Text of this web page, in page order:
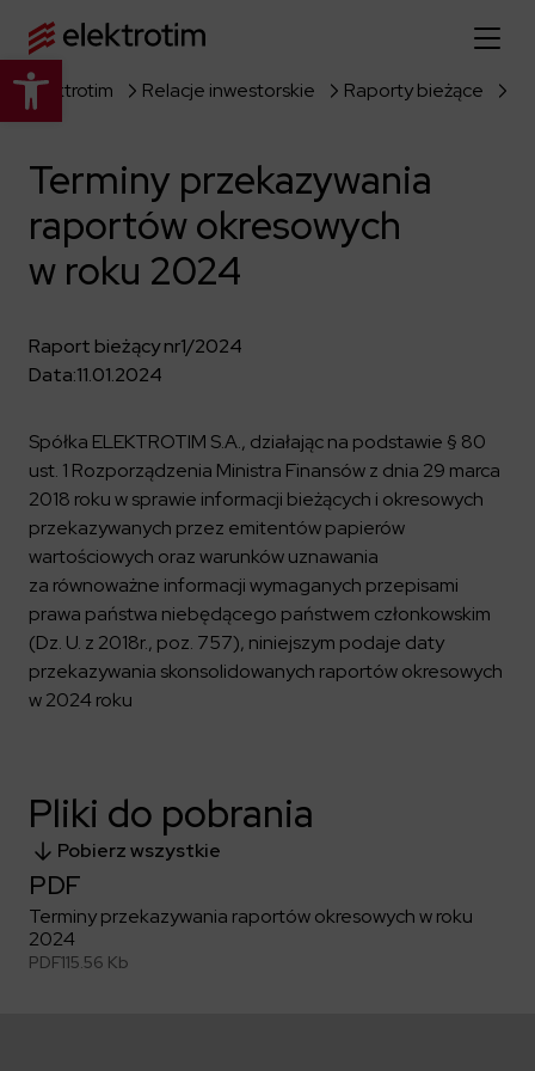
Otwórz pasek narzędzi
Strona główna
O nas
Więcej o nas
O firmie
Władze spółki
Historia
Portfolio
Dokumenty firmowe
Certyfikaty
Compliance
Oferta
Budownictwo Specjalistyczne
Resorty obronne
Przemysł
Infrastruktura użyteczności publicznej
Zasilanie i systemy trakcyjne
Platforma Zarządzania Bezpieczeństwem
Aquila
Magazyny energii
Dowiedz się więcej
Raporty
Kalendarium
Ład korporacyjny
Materiały dla inwestorów
ELEKTROTIM na GPW
Kontakt dla inwestorów
Kariera
Dowiedz się więcej
Poznaj nas bliżej
Oferty pracy
Poradnik rekrutacyjny
Dlaczego warto?
Staże i praktyki
Kontrahenci
Poznaj możliwości współpracy z nami
Program Partnerski
Formularz dla dostawców
Fakturowanie w KSeF
ESG
Dowiedz się więcej
Środowisko
Sygnaliści
Zintegrowany System Zarządzania
Strefa wiedzy
Czytaj więcej
ELEKTROTIM w mediach
Materiały prasowe
Kontakt dla mediów
Kontakt
Elektrotim Relacje inwestorskie Raporty bieżące
Terminy przekazywania
raportów okresowych
w roku 2024
Raport bieżący nr1/2024
Data:11.01.2024
Spółka ELEKTROTIM S.A., działając na podstawie § 80
ust. 1 Rozporządzenia Ministra Finansów z dnia 29 marca
2018 roku w sprawie informacji bieżących i okresowych
przekazywanych przez emitentów papierów
wartościowych oraz warunków uznawania
za równoważne informacji wymaganych przepisami
prawa państwa niebędącego państwem członkowskim
(Dz. U. z 2018r., poz. 757), niniejszym podaje daty
przekazywania skonsolidowanych raportów okresowych
w 2024 roku
Pliki do pobrania
Pobierz wszystkie
PDF
Terminy przekazywania raportów okresowych w roku
2024
PDF115.56 Kb